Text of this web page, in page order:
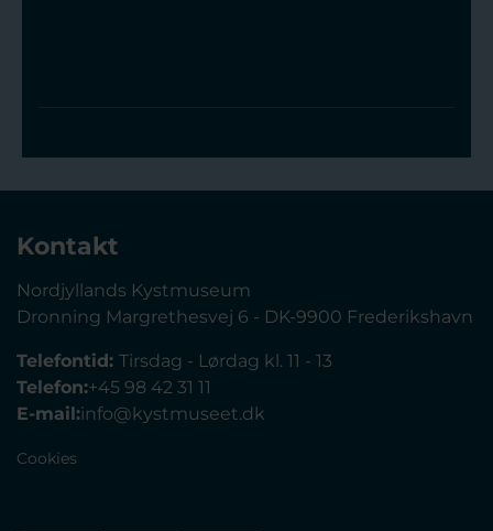
Kontakt
Nordjyllands Kystmuseum
Dronning Margrethesvej 6 - DK-9900 Frederikshavn
Telefontid: Tirsdag - Lørdag kl. 11 - 13
Telefon:+45 98 42 31 11
E-mail:info@kystmuseet.dk
Cookies